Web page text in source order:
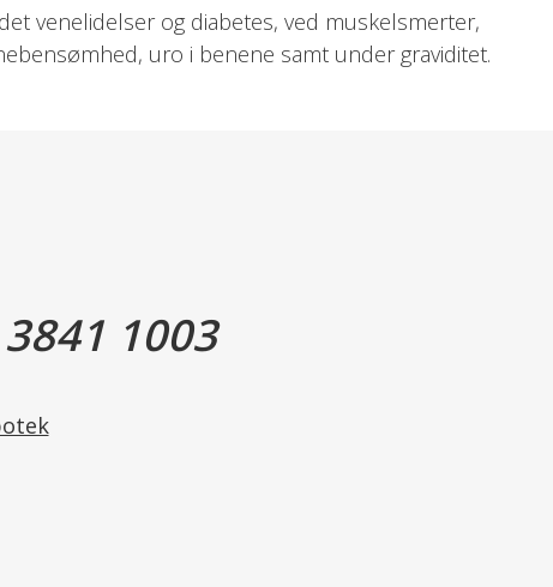
venelidelser og diabetes, ved muskelsmerter,
uro i benene samt under graviditet.
3841 1003